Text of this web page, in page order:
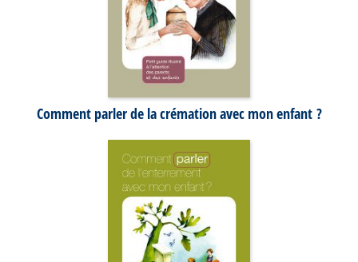
Comment parler de la crémation avec mon enfant ?